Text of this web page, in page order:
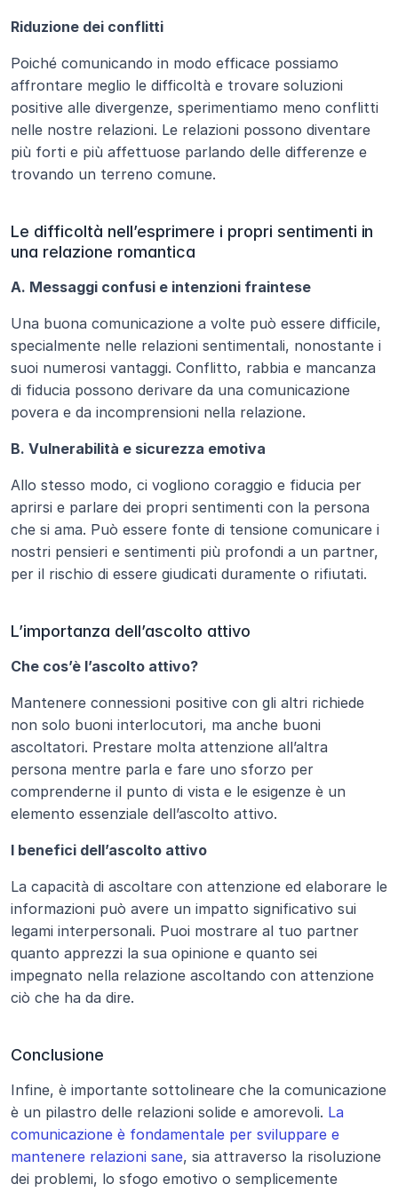
Riduzione dei conflitti
Poiché comunicando in modo efficace possiamo
affrontare meglio le difficoltà e trovare soluzioni
positive alle divergenze, sperimentiamo meno conflitti
nelle nostre relazioni. Le relazioni possono diventare
più forti e più affettuose parlando delle differenze e
trovando un terreno comune.
Le difficoltà nell’esprimere i propri sentimenti in
una relazione romantica
A. Messaggi confusi e intenzioni fraintese
Una buona comunicazione a volte può essere difficile,
specialmente nelle relazioni sentimentali, nonostante i
suoi numerosi vantaggi. Conflitto, rabbia e mancanza
di fiducia possono derivare da una comunicazione
povera e da incomprensioni nella relazione.
B. Vulnerabilità e sicurezza emotiva
Allo stesso modo, ci vogliono coraggio e fiducia per
aprirsi e parlare dei propri sentimenti con la persona
che si ama. Può essere fonte di tensione comunicare i
nostri pensieri e sentimenti più profondi a un partner,
per il rischio di essere giudicati duramente o rifiutati.
L’importanza dell’ascolto attivo
Che cos’è l’ascolto attivo?
Mantenere connessioni positive con gli altri richiede
non solo buoni interlocutori, ma anche buoni
ascoltatori. Prestare molta attenzione all’altra
persona mentre parla e fare uno sforzo per
comprenderne il punto di vista e le esigenze è un
elemento essenziale dell’ascolto attivo.
I benefici dell’ascolto attivo
La capacità di ascoltare con attenzione ed elaborare le
informazioni può avere un impatto significativo sui
legami interpersonali. Puoi mostrare al tuo partner
quanto apprezzi la sua opinione e quanto sei
impegnato nella relazione ascoltando con attenzione
ciò che ha da dire.
Conclusione
Infine, è importante sottolineare che la comunicazione
è un pilastro delle relazioni solide e amorevoli. La
comunicazione è fondamentale per sviluppare e
mantenere relazioni sane, sia attraverso la risoluzione
dei problemi, lo sfogo emotivo o semplicemente